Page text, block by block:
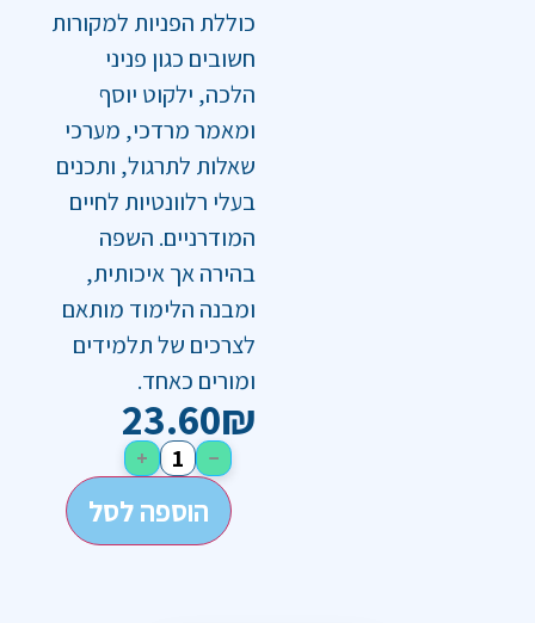
כוללת הפניות למקורות
חשובים כגון פניני
הלכה, ילקוט יוסף
ומאמר מרדכי, מערכי
שאלות לתרגול, ותכנים
בעלי רלוונטיות לחיים
המודרניים. השפה
בהירה אך איכותית,
ומבנה הלימוד מותאם
לצרכים של תלמידים
ומורים כאחד.
23.60₪
−
+
הוספה לסל